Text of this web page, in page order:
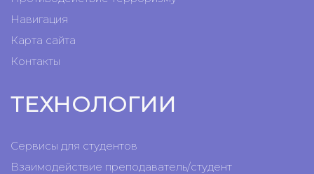
Навигация
Карта сайта
Контакты
ТЕХНОЛОГИИ
Сервисы для студентов
Взаимодействие преподаватель/студент